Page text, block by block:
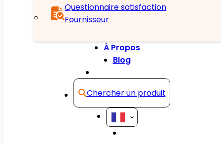
Questionnaire satisfaction
Fournisseur
À Propos
Blog
Chercher un produit